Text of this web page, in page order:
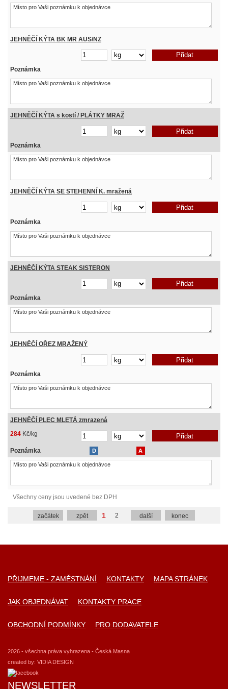
JEHNĚČÍ KÝTA BK MR AUS/NZ
Poznámka
JEHNĚČÍ KÝTA s kostí / PLÁTKY MRAŽ
Poznámka
JEHNĚČÍ KÝTA SE STEHENNÍ K. mražená
Poznámka
JEHNĚČÍ KÝTA STEAK SISTERON
Poznámka
JEHNĚČÍ OŘEZ MRAŽENÝ
Poznámka
JEHNĚČÍ PLEC MLETÁ zmrazená
D A
284 Kč/kg
Poznámka
Všechny ceny jsou uvedené bez DPH
začátek zpět 1 2 další konec
PŘIJMEME - ZAMĚSTNÁNÍ KONTAKTY MAPA STRÁNEK
JAK OBJEDNÁVAT KONTAKTY PRACE
OBCHODNÍ PODMÍNKY PRO DODAVATELE
2026 - všechna práva vyhrazena - Česká Masna
created by: VIDIA DESIGN
NEWSLETTER